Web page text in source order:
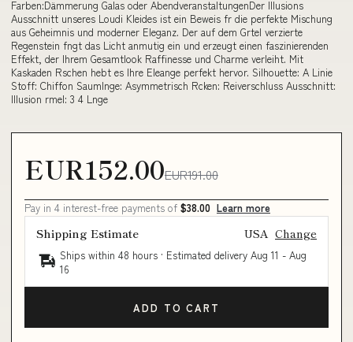
Farben:Dämmerung Galas oder AbendveranstaltungenDer Illusions
Ausschnitt unseres Loudi Kleides ist ein Beweis fr die perfekte Mischung
aus Geheimnis und moderner Eleganz. Der auf dem Grtel verzierte
Regenstein fngt das Licht anmutig ein und erzeugt einen faszinierenden
Effekt, der Ihrem Gesamtlook Raffinesse und Charme verleiht. Mit
Kaskaden Rschen hebt es Ihre Eleange perfekt hervor. Silhouette: A Linie
Stoff: Chiffon Saumlnge: Asymmetrisch Rcken: Reiverschluss Ausschnitt:
Illusion rmel: 3 4 Lnge
EUR152.00EUR191.00
Pay in 4 interest-free payments of $38.00 Learn more
Shipping Estimate USA Change
Ships within 48 hours · Estimated delivery Aug 11 - Aug
16
ADD TO CART